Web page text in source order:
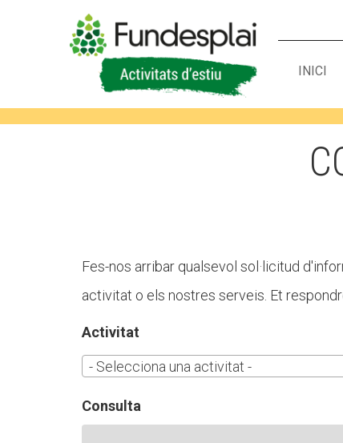
INICI
Fes-nos arribar qualsevol sol·licitud
activitat o els nostres serveis. Et
Activitat
- Selecciona una activitat -
Consulta
ACTIVITATS D'ESTIU